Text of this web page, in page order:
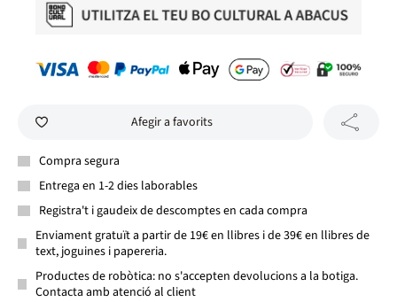
Afegir a favorits
Compra segura
Entrega en 1-2 dies laborables
Registra't i gaudeix de descomptes en cada compra
Enviament gratuït a partir de 19€ en llibres i de 39€ en llibres de
text, joguines i papereria.
Productes de robòtica: no s'accepten devolucions a la botiga.
Contacta amb atenció al client